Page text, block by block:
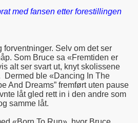
med fansen etter forestillingen
forventninger. Selv om det ser
Som Bruce sa «Fremtiden er
alt ser svart ut, knyt skolissene
Dermed ble «Dancing In The
And Dreams” fremført uten pause
låt gled rett in i den andre som
samme låt.